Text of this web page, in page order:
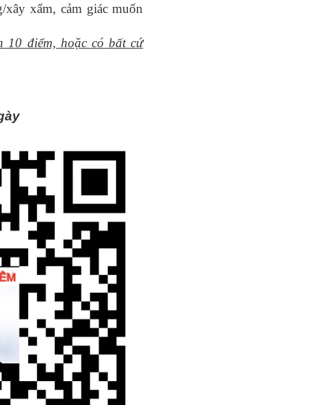
xây xẩm, cảm giác muốn
10 điểm, hoặc có bất cứ